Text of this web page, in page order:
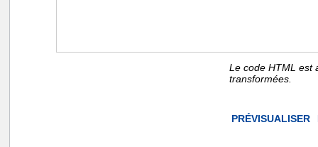
Le code HTML est
transformées.